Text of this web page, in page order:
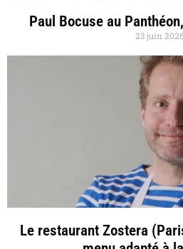
Paul Bocuse au
23 juin 2026
Le restaurant Zostera